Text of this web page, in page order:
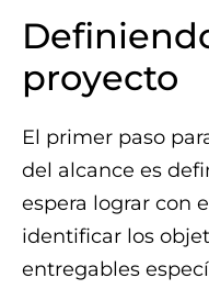
proyecto
El primer paso
del alcance es
espera lograr con
identificar los
entregables